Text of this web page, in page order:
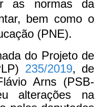
as normas da
bem como o
(PNE).
do Projeto de
235/2019, de
Arns (PSB-
alterações na